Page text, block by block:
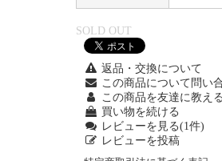
SOLD OUT
返品・交換について
この商品について問い
この商品を友達に教える
買い物を続ける
レビューを見る(1件)
レビューを投稿